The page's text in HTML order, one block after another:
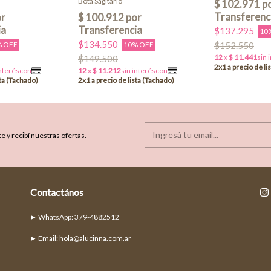
OFF $134.550 10% OFF
$149.500
$137.295
$152.550
y recibí nuestras ofertas.
Contactános
► Email:hola@alucinna.com.ar